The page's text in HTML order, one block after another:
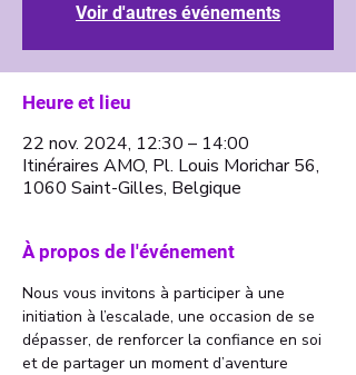
Voir d'autres événements
Heure et lieu
22 nov. 2024, 12:30 – 14:00
Itinéraires AMO, Pl. Louis Morichar 56,
1060 Saint-Gilles, Belgique
À propos de l'événement
Nous vous invitons à participer à une
initiation à l’escalade, une occasion de se
dépasser, de renforcer la confiance en soi
et de partager un moment d’aventure